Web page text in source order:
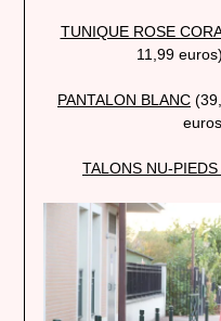
TUNIQUE ROSE
11,99
PANTALON BLANC
TALONS NU-